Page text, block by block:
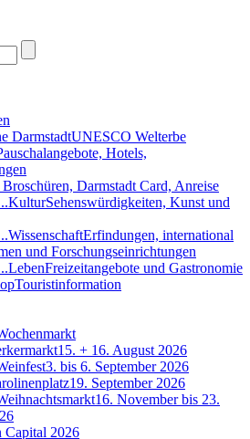
DarmstadtUNESCO Welterbe
Hotels,
Darmstadt Card, Anreise
Sehenswürdigkeiten, Kunst und
Erfindungen, international
und Forschungseinrichtungen
Freizeitangebote und Gastronomie
Touristinformation
15. + 16. August 2026
3. bis 6. September 2026
19. September 2026
16. November bis 23.
Capital 2026